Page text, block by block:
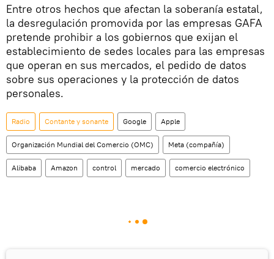
Entre otros hechos que afectan la soberanía estatal,
la desregulación promovida por las empresas GAFA
pretende prohibir a los gobiernos que exijan el
establecimiento de sedes locales para las empresas
que operan en sus mercados, el pedido de datos
sobre sus operaciones y la protección de datos
personales.
Radio Contante y sonante Google Apple
Organización Mundial del Comercio (OMC) Meta (compañía)
Alibaba Amazon control mercado comercio electrónico